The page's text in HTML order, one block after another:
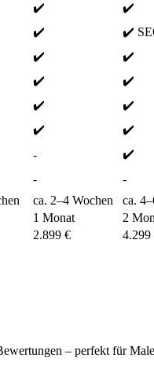
✔️ ✔️
✔️ ✔️
✔️ ✔️
✔️ ✔️
✔️ ✔️
✔️ ✔️
- ✔️
- -
ca. 2–4 Wochen ca.
1 Monat 2
2.899 € 4.299
– perfekt für